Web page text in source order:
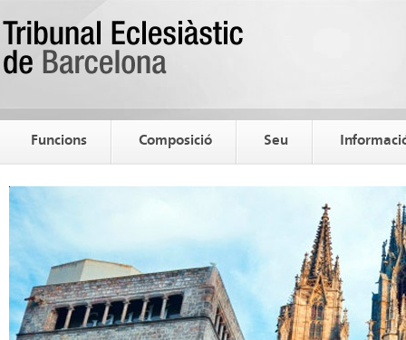
Funcions Composició Seu